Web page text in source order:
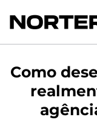
Como